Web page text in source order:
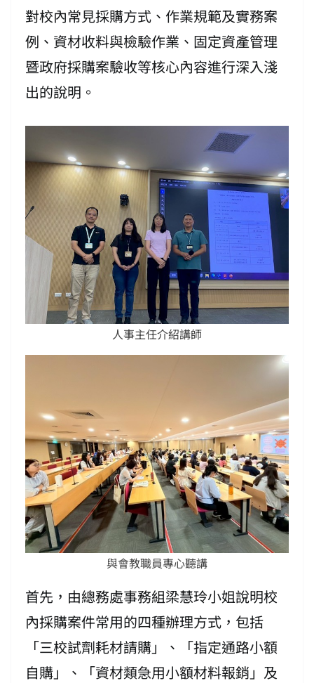
對校內常見採購方式、作業規範及實務案
例、資材收料與檢驗作業、固定資產管理
暨政府採購案驗收等核心內容進行深入淺
出的說明。
人事主任介紹講師
與會教職員專心聽講
首先，由總務處事務組梁慧玲小姐說明校
內採購案件常用的四種辦理方式，包括
「三校試劑耗材請購」、「指定通路小額
自購」、「資材類急用小額材料報銷」及